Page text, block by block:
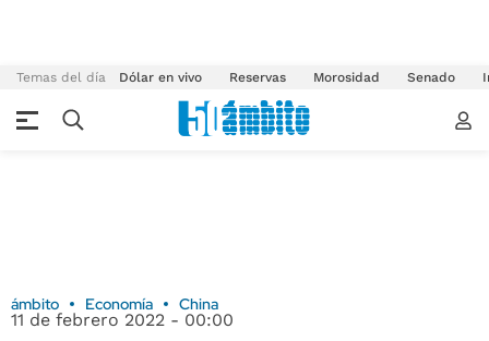
Temas del día Dólar en vivo Reservas Morosidad Senado
ámbito Economía China
11 de febrero 2022 - 00:00